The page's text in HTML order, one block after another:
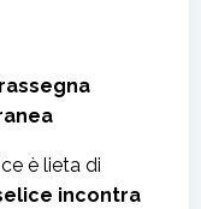
è lieta di
incontra